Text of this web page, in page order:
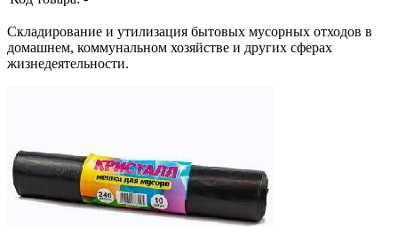
Складирование и утилизация бытовых мусорных отходов в
домашнем, коммунальном хозяйстве и других сферах
жизнедеятельности.